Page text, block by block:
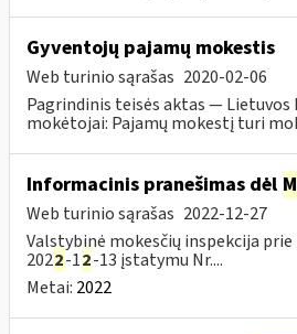
Gyventojų pajamų mokestis
Web turinio sąrašas 2020-02-06
Pagrindinis teisės aktas —
mokėtojai: Pajamų mokestį turi
Informacinis pranešimas dėl
Web turinio sąrašas 2022-12-27
Valstybinė mokesčių inspekcija
2022-12-13 įstatymu Nr....
Metai: 2022